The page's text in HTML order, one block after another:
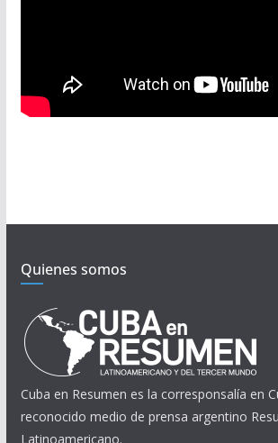
Quienes somos
Cuba en Resumen es la corresponsalía en
reconocido medio de prensa argentino
Latinoamericano.